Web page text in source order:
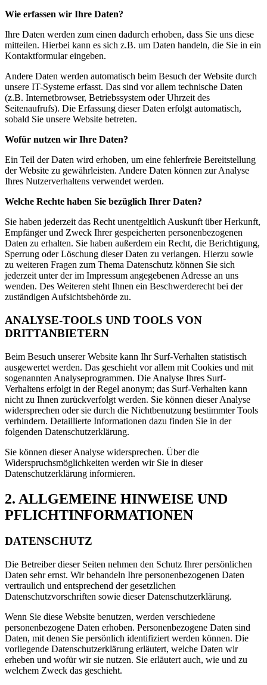
Wie erfassen wir Ihre Daten?
Ihre Daten werden zum einen dadurch erhoben, dass Sie uns diese
mitteilen. Hierbei kann es sich z.B. um Daten handeln, die Sie in ein
Kontaktformular eingeben.
Andere Daten werden automatisch beim Besuch der Website durch
unsere IT-Systeme erfasst. Das sind vor allem technische Daten
(z.B. Internetbrowser, Betriebssystem oder Uhrzeit des
Seitenaufrufs). Die Erfassung dieser Daten erfolgt automatisch,
sobald Sie unsere Website betreten.
Wofür nutzen wir Ihre Daten?
Ein Teil der Daten wird erhoben, um eine fehlerfreie Bereitstellung
der Website zu gewährleisten. Andere Daten können zur Analyse
Ihres Nutzerverhaltens verwendet werden.
Welche Rechte haben Sie bezüglich Ihrer Daten?
Sie haben jederzeit das Recht unentgeltlich Auskunft über Herkunft,
Empfänger und Zweck Ihrer gespeicherten personenbezogenen
Daten zu erhalten. Sie haben außerdem ein Recht, die Berichtigung,
Sperrung oder Löschung dieser Daten zu verlangen. Hierzu sowie
zu weiteren Fragen zum Thema Datenschutz können Sie sich
jederzeit unter der im Impressum angegebenen Adresse an uns
wenden. Des Weiteren steht Ihnen ein Beschwerderecht bei der
zuständigen Aufsichtsbehörde zu.
ANALYSE-TOOLS UND TOOLS VON
DRITTANBIETERN
Beim Besuch unserer Website kann Ihr Surf-Verhalten statistisch
ausgewertet werden. Das geschieht vor allem mit Cookies und mit
sogenannten Analyseprogrammen. Die Analyse Ihres Surf-
Verhaltens erfolgt in der Regel anonym; das Surf-Verhalten kann
nicht zu Ihnen zurückverfolgt werden. Sie können dieser Analyse
widersprechen oder sie durch die Nichtbenutzung bestimmter Tools
verhindern. Detaillierte Informationen dazu finden Sie in der
folgenden Datenschutzerklärung.
Sie können dieser Analyse widersprechen. Über die
Widerspruchsmöglichkeiten werden wir Sie in dieser
Datenschutzerklärung informieren.
2. ALLGEMEINE HINWEISE UND
PFLICHTINFORMATIONEN
DATENSCHUTZ
Die Betreiber dieser Seiten nehmen den Schutz Ihrer persönlichen
Daten sehr ernst. Wir behandeln Ihre personenbezogenen Daten
vertraulich und entsprechend der gesetzlichen
Datenschutzvorschriften sowie dieser Datenschutzerklärung.
Wenn Sie diese Website benutzen, werden verschiedene
personenbezogene Daten erhoben. Personenbezogene Daten sind
Daten, mit denen Sie persönlich identifiziert werden können. Die
vorliegende Datenschutzerklärung erläutert, welche Daten wir
erheben und wofür wir sie nutzen. Sie erläutert auch, wie und zu
welchem Zweck das geschieht.